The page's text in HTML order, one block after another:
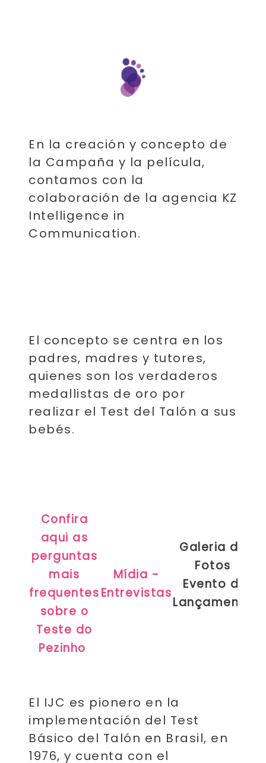
En la creación y concepto de
la Campaña y la película,
contamos con la
colaboración de la agencia KZ
Intelligence in
Communication.
El concepto se centra en los
padres, madres y tutores,
quienes son los verdaderos
medallistas de oro por
realizar el Test del Talón a sus
bebés.
Confira
aqui as
perguntas
mais
frequentes
sobre o
Teste do
Pezinho
Mídia -
Entrevistas
Galeria de
Fotos
Evento de
Lançamento
El IJC es pionero en la
implementación del Test
Básico del Talón en Brasil, en
1976, y cuenta con el